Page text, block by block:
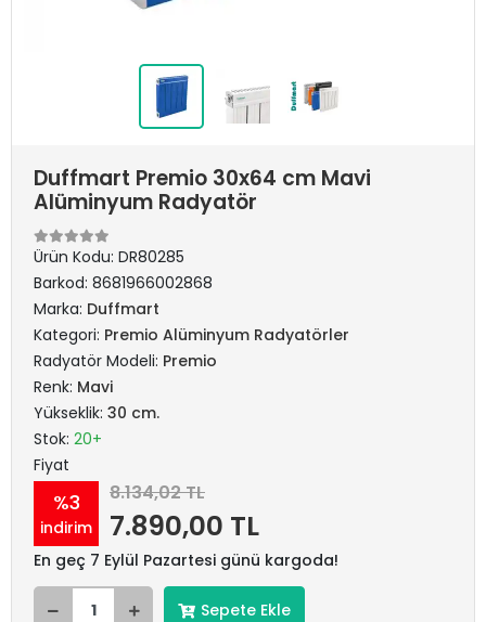
Duffmart Premio 30x64 cm Mavi
Alüminyum Radyatör
Ürün Kodu: DR80285
Barkod: 8681966002868
Marka: Duffmart
Kategori: Premio Alüminyum Radyatörler
Radyatör Modeli: Premio
Renk: Mavi
Yükseklik: 30 cm.
Stok: 20+
Fiyat
%3
indirim
8.134,02 TL
7.890,00 TL
En geç 7 Eylül Pazartesi günü kargoda!
Sepete Ekle